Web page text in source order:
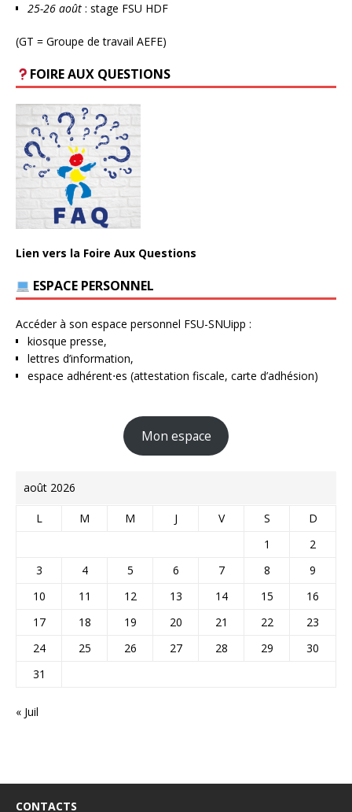
25-26 août : stage FSU HDF
(GT = Groupe de travail AEFE)
FOIRE AUX QUESTIONS
Lien vers la Foire Aux Questions
ESPACE PERSONNEL
Accéder à son espace personnel FSU-SNUipp :
kiosque presse,
lettres d’information,
espace adhérent⋅es (attestation fiscale, carte d’adhésion)
Mon espace
août 2026
L M M J V S
D
1
2
3
4 5 6 7 8
9
10
11 12 13 14 15
16
17
18 19 20 21 22
23
24
25 26 27 28 29
30
31
« Juil
CONTACTS